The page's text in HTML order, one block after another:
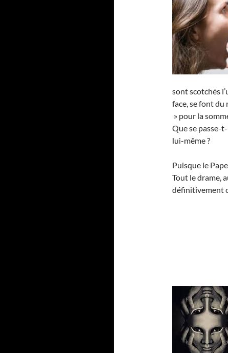
sont scotchés
face, se font du
» pour la
Que se passe-
lui-même ?
Puisque le
Tout le drame,
définitivement